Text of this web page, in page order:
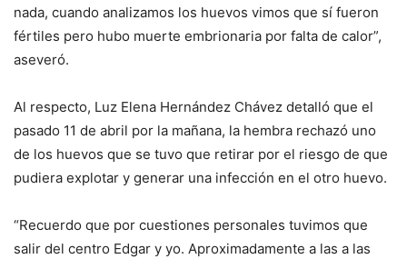
nada, cuando analizamos los huevos vimos que sí fueron
fértiles pero hubo muerte embrionaria por falta de calor”,
aseveró.
Al respecto, Luz Elena Hernández Chávez detalló que el
pasado 11 de abril por la mañana, la hembra rechazó uno
de los huevos que se tuvo que retirar por el riesgo de que
pudiera explotar y generar una infección en el otro huevo.
“Recuerdo que por cuestiones personales tuvimos que
salir del centro Edgar y yo. Aproximadamente a las a las